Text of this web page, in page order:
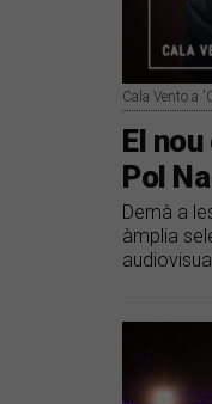
Cala Vento a
El
Pol
Demà a
àmplia